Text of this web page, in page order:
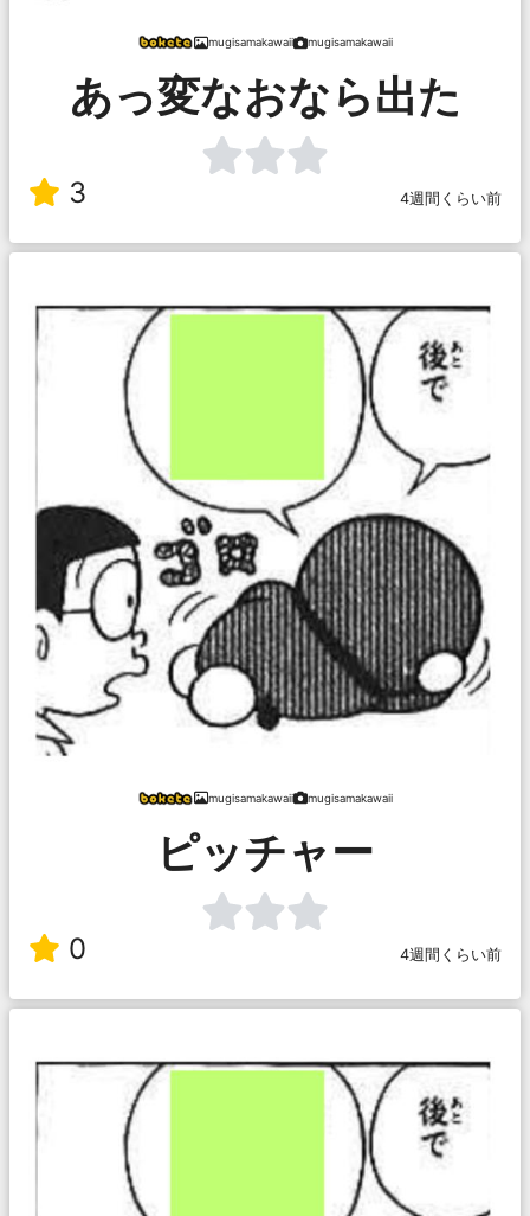
mugisamakawaii mugisamakawaii
あっ変なおなら出た
3 4週間くらい前
mugisamakawaii mugisamakawaii
ピッチャー
0 4週間くらい前